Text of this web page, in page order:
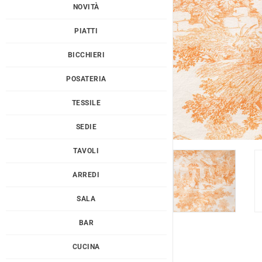
NOVITÀ
PIATTI
BICCHIERI
POSATERIA
TESSILE
SEDIE
TAVOLI
ARREDI
SALA
BAR
CUCINA